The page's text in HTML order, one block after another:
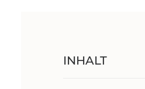
INHALT